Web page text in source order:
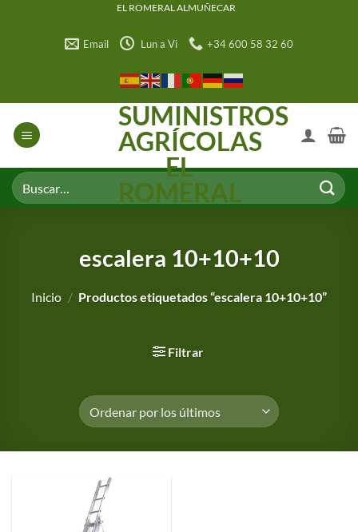
EL ROMERAL ALMUÑECAR
Email Lun a Vi +34 600 58 32 60
SUMINISTROS
AGRÍCOLAS
EL
ROMERAL
Buscar
por:
escalera 10+10+10
Inicio / Productos etiquetados “escalera 10+10+10”
Filtrar